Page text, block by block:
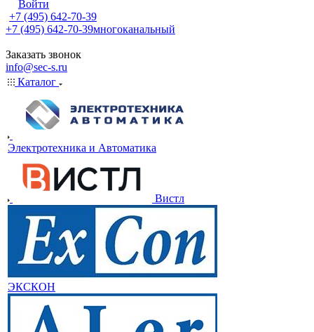
Войти
+7 (495) 642-70-39
+7 (495) 642-70-39многоканальный
Заказать звонок
info@sec-s.ru
Каталог
Электротехника и Автоматика
Вистл
ЭКСКОН